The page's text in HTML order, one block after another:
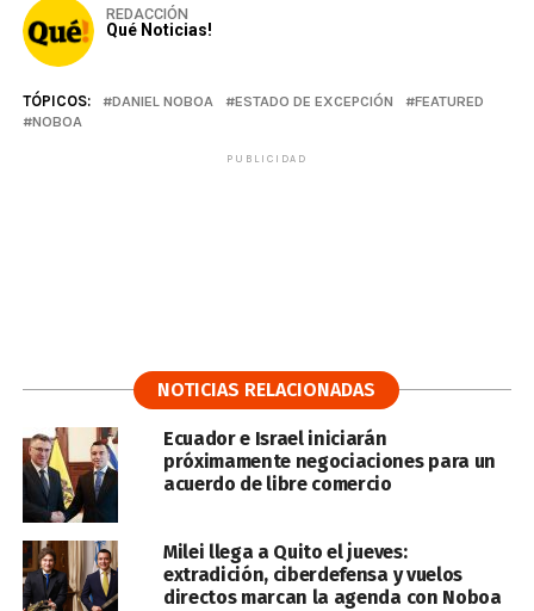
REDACCIÓN
Qué Noticias!
TÓPICOS: DANIEL NOBOA ESTADO DE EXCEPCIÓN
FEATURED
NOBOA
PUBLICIDAD
NOTICIAS RELACIONADAS
Ecuador e Israel iniciarán
próximamente negociaciones para un
acuerdo de libre comercio
Milei llega a Quito el jueves:
extradición, ciberdefensa y vuelos
directos marcan la agenda con Noboa